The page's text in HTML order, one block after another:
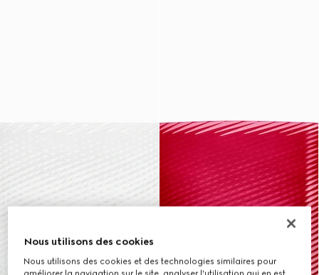
Nous utilisons des cookies
Nous utilisons des cookies et des technologies similaires pour